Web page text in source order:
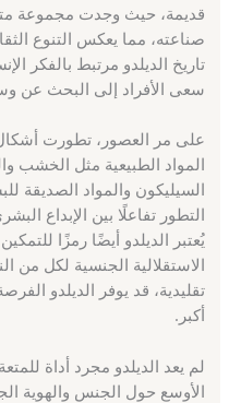
قديمة، حيث وجدت مجموعة
صناعته، مما يعكس التنوع
تاريخ الديلدو مرتبط بالفكر
سعى الأفراد إلى البحث عن
على مر العصور، تطورت أشكال
المواد الطبيعية مثل الخشب
السيليكون والمواد الصديقة
التطور تفاعلًا بين الإبداع
يُعتبر الديلدو أيضًا رمزًا
الاستقلالية الجنسية لكل من
تقليدية، قد يوفر الديلدو
أكبر.
لم يعد الديلدو مجرد أداة
الأوسع حول الجنس والهوية